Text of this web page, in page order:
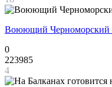
Воюющий Черноморский
0
223985
4